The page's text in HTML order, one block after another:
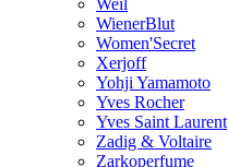
Weil
WienerBlut
Women'Secret
Xerjoff
Yohji Yamamoto
Yves Rocher
Yves Saint Laurent
Zadig & Voltaire
Zarkoperfume